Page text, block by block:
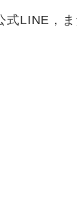
LINE，